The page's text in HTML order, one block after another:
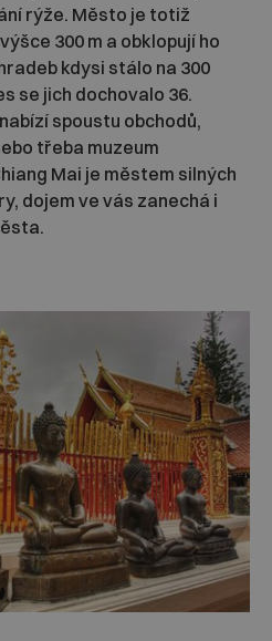
rýže. Město je totiž
300 m a obklopují ho
kdysi stálo na 300
se jich dochovalo 36.
spoustu obchodů,
třeba muzeum
Mai je městem silných
dojem ve vás zanechá i